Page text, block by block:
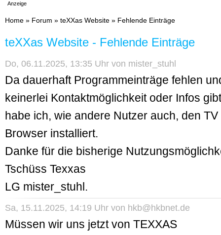
Anzeige
Home » Forum » teXXas Website » Fehlende Einträge
teXXas Website - Fehlende Einträge
Do, 06.11.2025, 13:35 Uhr von mister_stuhl
Da dauerhaft Programmeinträge fehlen
keinerlei Kontaktmöglichkeit oder Infos
habe ich, wie andere Nutzer auch, den TV
Browser installiert.
Danke für die bisherige
Tschüss Texxas
LG mister_stuhl.
Sa, 15.11.2025, 14:19 Uhr von hkb@hkbnet.de
Müssen wir uns jetzt von TEXXAS